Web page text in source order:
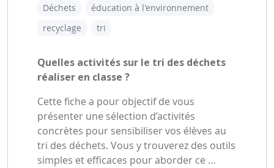
Déchets
éducation à l'environnement
recyclage
tri
Quelles activités sur le tri des déchets
réaliser en classe ?
Cette fiche a pour objectif de vous
présenter une sélection d’activités
concrètes pour sensibiliser vos élèves au
tri des déchets. Vous y trouverez des outils
simples et efficaces pour aborder ce …